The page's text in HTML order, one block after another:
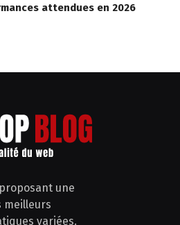
attendues en 2026
une
meilleurs
variées.